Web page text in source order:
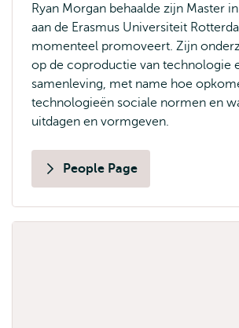
Ryan Morgan behaalde zijn Master
aan de Erasmus Universiteit
momenteel promoveert. Zijn
op de coproductie van technologie
samenleving, met name hoe
technologieën sociale normen en
uitdagen en vormgeven.
People Page